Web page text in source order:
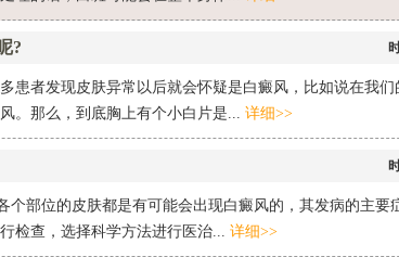
?
患者发现皮肤异常以后就会怀疑是白癜风，比如说在我
。那么，到底胸上有个小白片是... 详细>>
个部位的皮肤都是有可能会出现白癜风的，其发病的主要
检查，选择科学方法进行医治... 详细>>